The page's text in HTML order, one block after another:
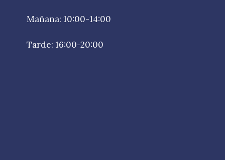
Mañana: 10:00-14:00
Tarde: 16:00-20:00